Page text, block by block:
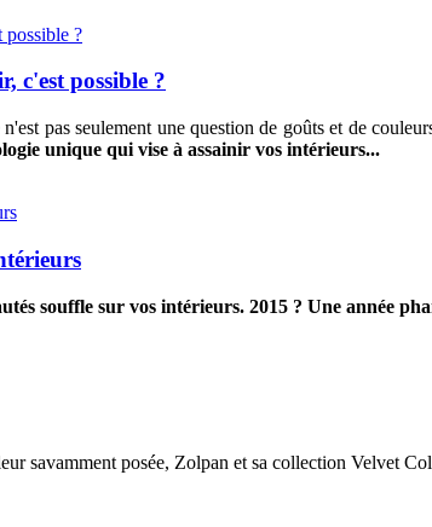
c'est possible ?
pas seulement une question de goûts et de
unique qui vise à assainir vos intérieurs...
souffle sur vos intérieurs. 2015 ? Une année
savamment posée, Zolpan et sa collection Velvet